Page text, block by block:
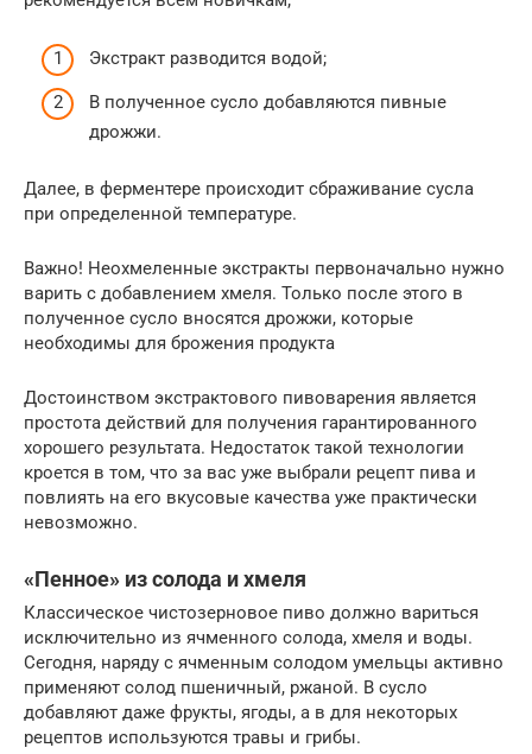
Экстракт разводится водой;
В полученное сусло добавляются пивные
дрожжи.
Далее, в ферментере происходит сбраживание сусла
при определенной температуре.
Важно! Неохмеленные экстракты первоначально нужно
варить с добавлением хмеля. Только после этого в
полученное сусло вносятся дрожжи, которые
необходимы для брожения продукта
Достоинством экстрактового пивоварения является
простота действий для получения гарантированного
хорошего результата. Недостаток такой технологии
кроется в том, что за вас уже выбрали рецепт пива и
повлиять на его вкусовые качества уже практически
невозможно.
«Пенное» из солода и хмеля
Классическое чистозерновое пиво должно вариться
исключительно из ячменного солода, хмеля и воды.
Сегодня, наряду с ячменным солодом умельцы активно
применяют солод пшеничный, ржаной. В сусло
добавляют даже фрукты, ягоды, а в для некоторых
рецептов используются травы и грибы.